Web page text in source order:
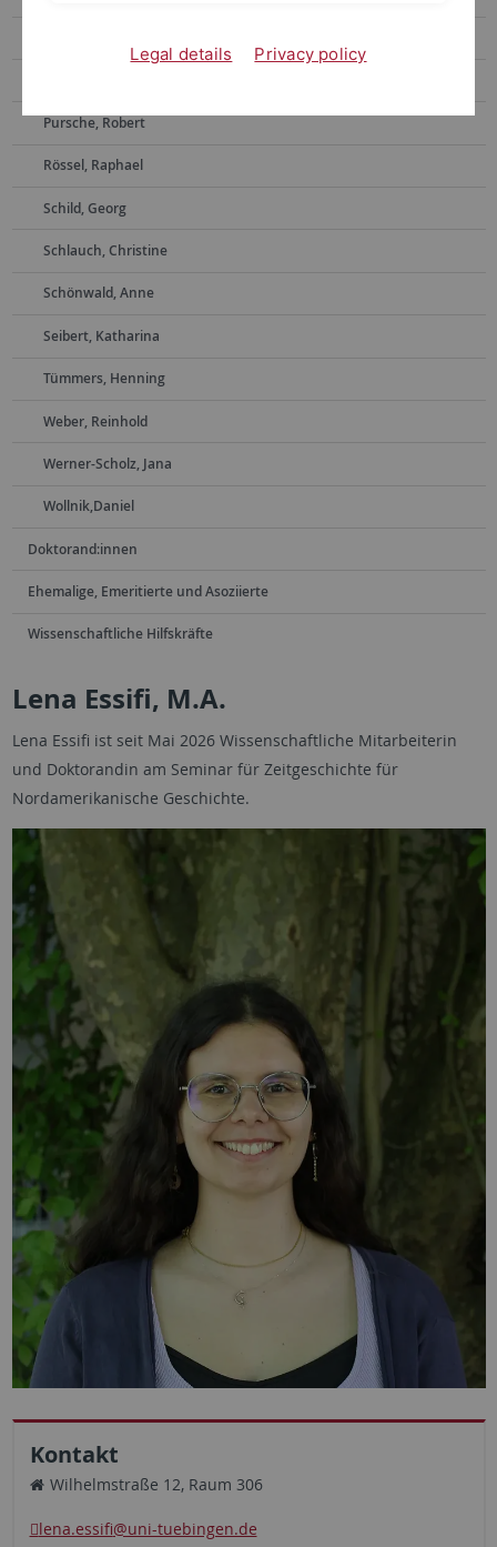
Pursche, Robert
Rössel, Raphael
Schild, Georg
Schlauch, Christine
Schönwald, Anne
Seibert, Katharina
Tümmers, Henning
Weber, Reinhold
Werner-Scholz, Jana
Wollnik,Daniel
Doktorand:innen
Ehemalige, Emeritierte und Asoziierte
Wissenschaftliche Hilfskräfte
Lena Essifi, M.A.
Lena Essifi ist seit Mai 2026 Wissenschaftliche Mitarbeiterin
und Doktorandin am Seminar für Zeitgeschichte für
Nordamerikanische Geschichte.
Kontakt
Wilhelmstraße 12, Raum 306
lena.essifi@uni-tuebingen.de
Legal details Privacy policy